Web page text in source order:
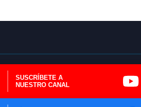
SUSCRÍBETE A
NUESTRO CANAL